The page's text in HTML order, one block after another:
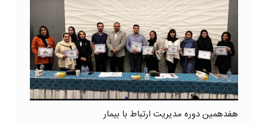
هفدهمین دوره مدیریت ارتباط با بیمار